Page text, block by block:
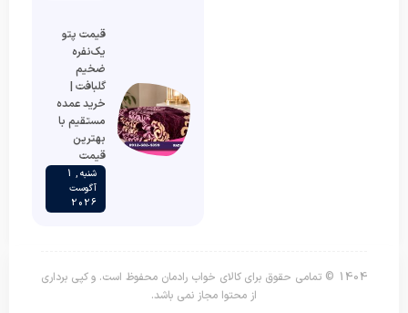
قیمت پتو
یک‌نفره
ضخیم
گلبافت |
خرید عمده
مستقیم با
بهترین
قیمت
شنبه , 1
آگوست
2026
1404 © تمامی حقوق برای کالای خواب رادمان محفوظ است. و کپی برداری
از محتوا مجاز نمی باشد.